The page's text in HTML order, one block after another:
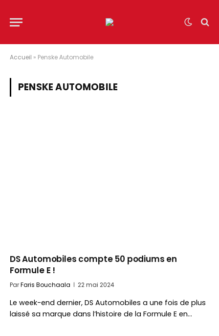
Accueil » Penske Automobile
PENSKE AUTOMOBILE
DS Automobiles compte 50 podiums en
Formule E !
ParFaris Bouchaala 22 mai 2024
Le week-end dernier, DS Automobiles a une fois de plus
laissé sa marque dans l’histoire de la Formule E en…